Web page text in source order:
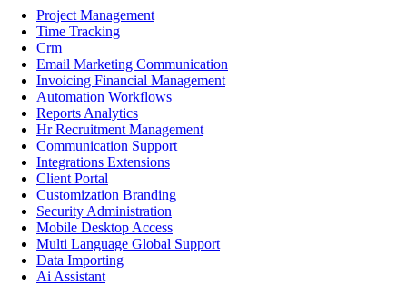
Project Management
Time Tracking
Crm
Email Marketing Communication
Invoicing Financial Management
Automation Workflows
Reports Analytics
Hr Recruitment Management
Communication Support
Integrations Extensions
Client Portal
Customization Branding
Security Administration
Mobile Desktop Access
Multi Language Global Support
Data Importing
Ai Assistant